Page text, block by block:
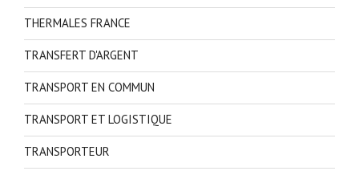
THERMALES FRANCE
TRANSFERT D'ARGENT
TRANSPORT EN COMMUN
TRANSPORT ET LOGISTIQUE
TRANSPORTEUR